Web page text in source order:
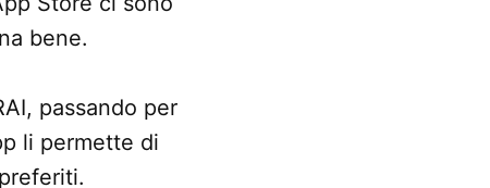
bene.
passando per
li permette di